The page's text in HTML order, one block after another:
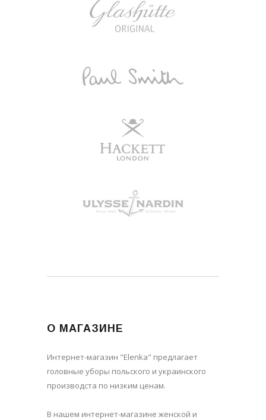
О МАГАЗИНЕ
Интернет-магазин "Elenka" предлагает
головные уборы польского и украинского
производста по низким ценам.
В нашем интернет-магазине женской и